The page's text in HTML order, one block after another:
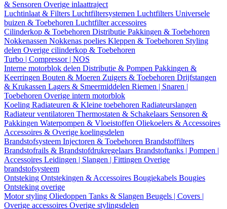
& Sensoren Overige inlaattraject
Luchtinlaat & Filters Luchtfiltersystemen Luchtfilters Universele
buizen & Toebehoren Luchtfilter accessoires
Cilinderkop & Toebehoren Distributie Pakkingen & Toebehoren
Nokkenassen Nokkenas poelies Kleppen & Toebehoren Styling
delen Overige cilinderkop & Toebehoren
Turbo | Compressor | NOS
Interne motorblok delen Distributie & Pompen Pakkingen &
Keerringen Bouten & Moeren Zuigers & Toebehoren Drijfstangen
& Krukassen Lagers & Smeermiddelen Riemen | Snaren |
Toebehoren Overige intern motorblok
Koeling Radiateuren & Kleine toebehoren Radiateurslangen
Radiateur ventilatoren Thermostaten & Schakelaars Sensoren &
Pakkingen Waterpompen & Vloeistoffen Oliekoelers & Accessoires
Accessoires & Overige koelingsdelen
Brandstofsysteem Injectoren & Toebehoren Brandstoffilters
Brandstofrails & Brandstofdrukregelaars Brandstoftanks | Pompen |
Accessoires Leidingen | Slangen | Fittingen Overige
brandstofsysteem
Ontsteking Ontstekingen & Accessoires Bougiekabels Bougies
Ontsteking overige
Motor styling Oliedoppen Tanks & Slangen Beugels | Covers |
Overige accessoires Overige stylingsdelen